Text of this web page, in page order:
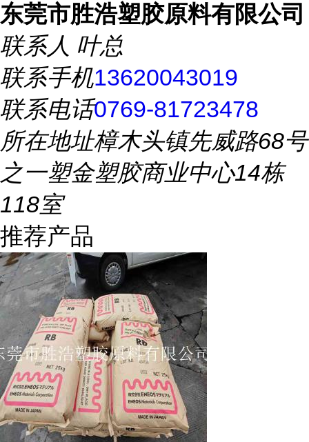
东莞市胜浩塑胶原料有限公司
联系人 叶总
联系手机13620043019
联系电话0769-81723478
所在地址樟木头镇先威路68号
之一塑金塑胶商业中心14栋
118室
推荐产品